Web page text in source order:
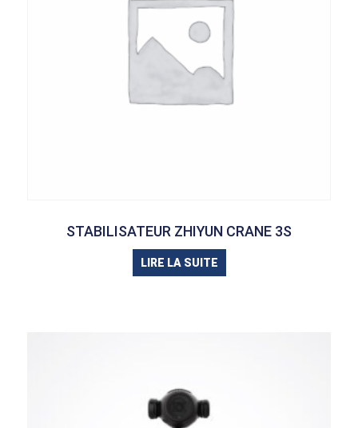
STABILISATEUR ZHIYUN CRANE 3S
LIRE LA SUITE